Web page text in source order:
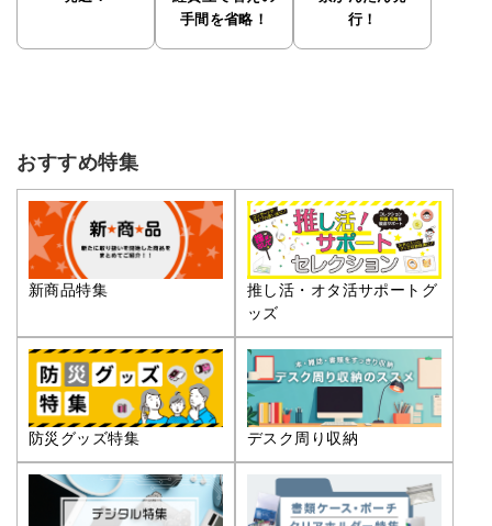
手間を省略！
行！
おすすめ特集
新商品特集
推し活・オタ活サポートグ
ッズ
防災グッズ特集 デスク周り収納